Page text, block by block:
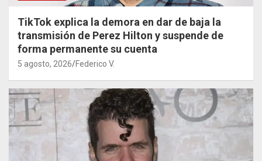
TikTok explica la demora en dar de baja la
transmisión de Perez Hilton y suspende de
forma permanente su cuenta
5 agosto, 2026 Federico V.